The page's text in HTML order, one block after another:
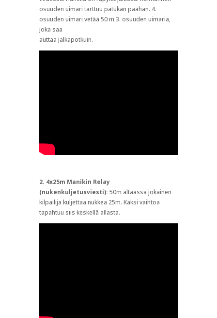
osuuden uimari tarttuu patukan päähän. 4.
osuuden uimari vetää 50 m 3. osuuden uimaria,
joka saa
auttaa jalkapotkuin.
2. 4x25m Manikin Relay
(nukenkuljetusviesti): 50m altaassa jokainen
kilpailija kuljettaa nukkea 25m. Kaksi vaihtoa
tapahtuu siis keskellä allasta.